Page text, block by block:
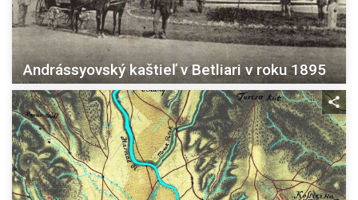
Andrássyovský kaštieľ v Betliari v roku 1895